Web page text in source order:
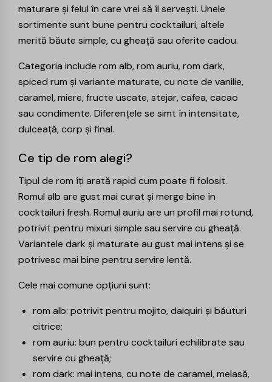
maturare și felul în care vrei să îl servești. Unele
sortimente sunt bune pentru cocktailuri, altele
merită băute simple, cu gheață sau oferite cadou.
Categoria include rom alb, rom auriu, rom dark,
spiced rum și variante maturate, cu note de vanilie,
caramel, miere, fructe uscate, stejar, cafea, cacao
sau condimente. Diferențele se simt în intensitate,
dulceață, corp și final.
Ce tip de rom alegi?
Tipul de rom îți arată rapid cum poate fi folosit.
Romul alb are gust mai curat și merge bine în
cocktailuri fresh. Romul auriu are un profil mai rotund,
potrivit pentru mixuri simple sau servire cu gheață.
Variantele dark și maturate au gust mai intens și se
potrivesc mai bine pentru servire lentă.
Cele mai comune opțiuni sunt:
rom alb: potrivit pentru mojito, daiquiri și băuturi
citrice;
rom auriu: bun pentru cocktailuri echilibrate sau
servire cu gheață;
rom dark: mai intens, cu note de caramel, melasă,